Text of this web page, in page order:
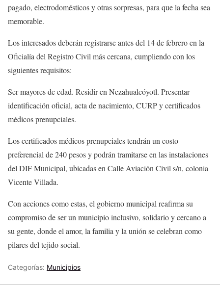
pagado, electrodomésticos y otras sorpresas, para que la fecha sea
memorable.
Los interesados deberán registrarse antes del 14 de febrero en la
Oficialía del Registro Civil más cercana, cumpliendo con los
siguientes requisitos:
Ser mayores de edad. Residir en Nezahualcóyotl. Presentar
identificación oficial, acta de nacimiento, CURP y certificados
médicos prenupciales.
Los certificados médicos prenupciales tendrán un costo
preferencial de 240 pesos y podrán tramitarse en las instalaciones
del DIF Municipal, ubicadas en Calle Aviación Civil s/n, colonia
Vicente Villada.
Con acciones como estas, el gobierno municipal reafirma su
compromiso de ser un municipio inclusivo, solidario y cercano a
su gente, donde el amor, la familia y la unión se celebran como
pilares del tejido social.
Categorías: Municipios